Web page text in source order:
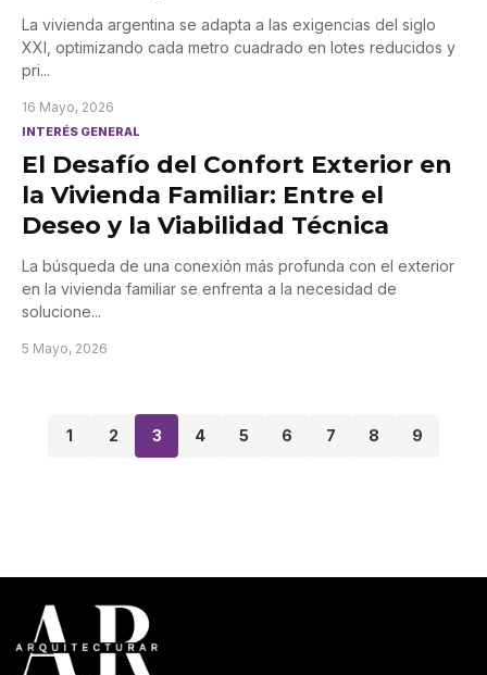
La vivienda argentina se adapta a las exigencias del siglo
XXI, optimizando cada metro cuadrado en lotes reducidos y
pri...
16 Mayo, 2026
INTERÉS GENERAL
El Desafío del Confort Exterior en
la Vivienda Familiar: Entre el
Deseo y la Viabilidad Técnica
La búsqueda de una conexión más profunda con el exterior
en la vivienda familiar se enfrenta a la necesidad de
solucione...
5 Mayo, 2026
1 2 3 4 5 6 7 8 9